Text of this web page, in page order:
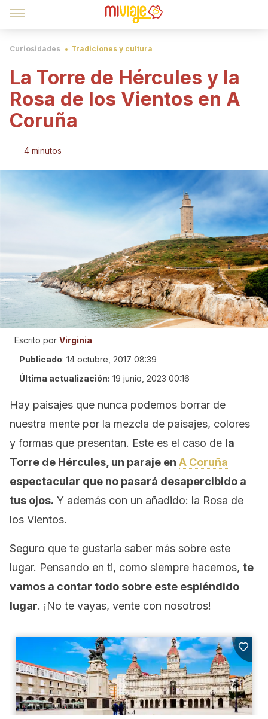
Curiosidades Tradiciones y cultura
La Torre de Hércules y la
Rosa de los Vientos en A
Coruña
4 minutos
Escrito por Virginia
Publicado: 14 octubre, 2017 08:39
Última actualización: 19 junio, 2023 00:16
Hay paisajes que nunca podemos borrar de
nuestra mente por la mezcla de paisajes, colores
y formas que presentan. Este es el caso de la
Torre de Hércules, un paraje en A Coruña
espectacular que no pasará desapercibido a
tus ojos. Y además con un añadido: la Rosa de
los Vientos.
Seguro que te gustaría saber más sobre este
lugar. Pensando en ti, como siempre hacemos, te
vamos a contar todo sobre este espléndido
lugar. ¡No te vayas, vente con nosotros!